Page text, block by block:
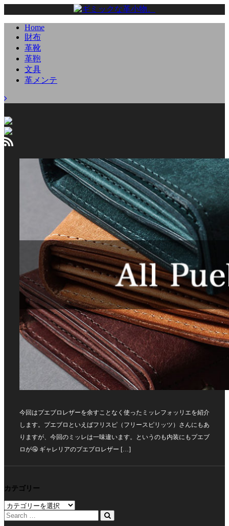
Home
財布
革靴
革鞄
文具
革メンテ
今回はプエブロレザーを余すことなく使ったミッレフォッリエを紹介
します。プエブロといえばフリスピ（フリースピリッツ）さんにもあ
りますが、今回のミッレは一味違います。というのも内装にもプエブ
ロが🤤 ギャレリアのプエブロレザー […]
カテゴリー
カ
テ
ゴ